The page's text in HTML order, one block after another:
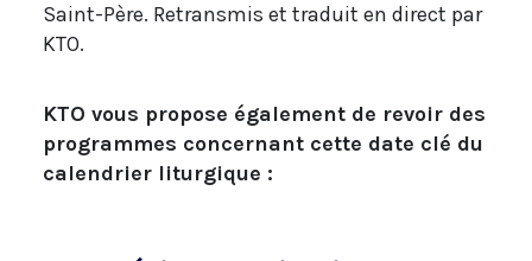
Saint-Père. Retransmis et traduit en direct par
KTO.
KTO vous propose également de revoir des
programmes concernant cette date clé du
calendrier liturgique :